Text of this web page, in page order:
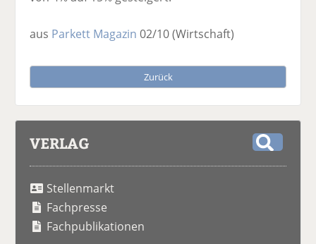
aus Parkett Magazin 02/10(Wirtschaft)
Zurück
VERLAG
Stellenmarkt
Fachpresse
Fachpublikationen